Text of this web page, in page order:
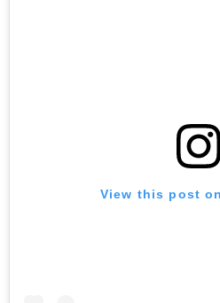
View this post